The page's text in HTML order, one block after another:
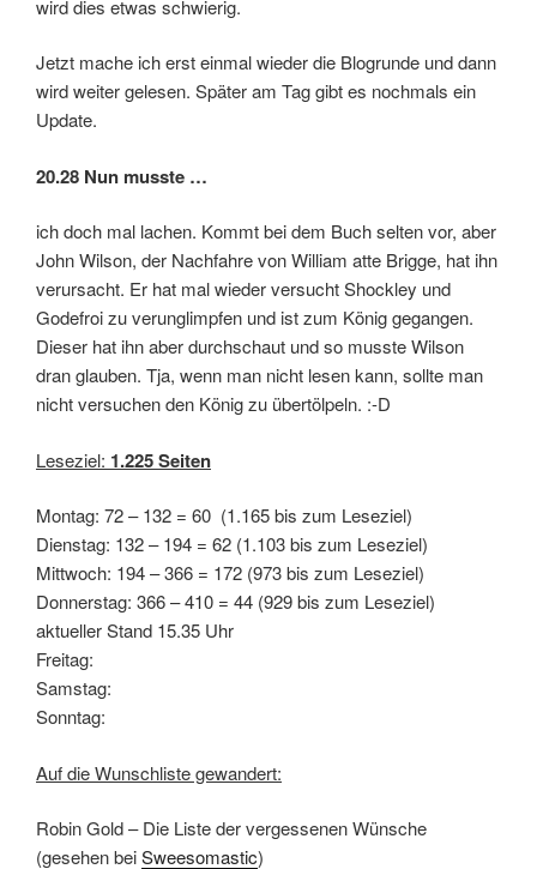
wird dies etwas schwierig.
Jetzt mache ich erst einmal wieder die Blogrunde und dann
wird weiter gelesen. Später am Tag gibt es nochmals ein
Update.
20.28 Nun musste …
ich doch mal lachen. Kommt bei dem Buch selten vor, aber
John Wilson, der Nachfahre von William atte Brigge, hat ihn
verursacht. Er hat mal wieder versucht Shockley und
Godefroi zu verunglimpfen und ist zum König gegangen.
Dieser hat ihn aber durchschaut und so musste Wilson
dran glauben. Tja, wenn man nicht lesen kann, sollte man
nicht versuchen den König zu übertölpeln. :-D
Leseziel: 1.225 Seiten
Montag: 72 – 132 = 60 (1.165 bis zum Leseziel)
Dienstag: 132 – 194 = 62 (1.103 bis zum Leseziel)
Mittwoch: 194 – 366 = 172 (973 bis zum Leseziel)
Donnerstag: 366 – 410 = 44 (929 bis zum Leseziel)
aktueller Stand 15.35 Uhr
Freitag:
Samstag:
Sonntag:
Auf die Wunschliste gewandert:
Robin Gold – Die Liste der vergessenen Wünsche
(gesehen beiSweesomastic)